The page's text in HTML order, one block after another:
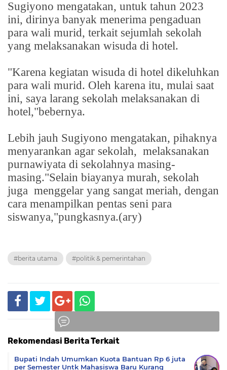
Sugiyono mengatakan, untuk tahun 2023
ini, dirinya banyak menerima pengaduan
para wali murid, terkait sejumlah sekolah
yang melaksanakan wisuda di hotel.
"Karena kegiatan wisuda di hotel dikeluhkan
para wali murid. Oleh karena itu, mulai saat
ini, saya larang sekolah melaksanakan di
hotel,"bebernya.
Lebih jauh Sugiyono mengatakan, pihaknya
menyarankan agar sekolah, melaksanakan
purnawiyata di sekolahnya masing-
masing."Selain biayanya murah, sekolah
juga menggelar yang sangat meriah, dengan
cara menampilkan pentas seni para
siswanya,"pungkasnya.(ary)
#berita utama #politik & pemerintahan
Rekomendasi Berita Terkait
Bupati Indah Umumkan Kuota Bantuan Rp 6 juta
per Semester Untk Mahasiswa Baru Kurang